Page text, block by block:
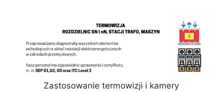
Zastosowanie termowizji i kamery